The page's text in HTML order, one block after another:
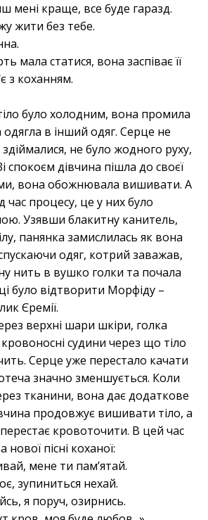
краще, все буде гаразд.
жити без тебе.
мала статися, вона заспіває її
з коханням.
було холодним, вона промила
одягла в інший одяг. Серце не
здіймалися, не було жодного руху,
спокоєм дівчина пішла до своєї
вона обожнювала вишивати. А
час процесу, це у них було
Узявши блакитну канитель,
панянка замислилась як вона
одяг, котрий заважав,
нить в вушко голки та почала
було відтворити Морфіду –
Єремії.
верхні шари шкіри, голка
судини через що тіло
Серце уже перестало качати
значно зменшується. Коли
тканини, вона дає додаткове
продовжує вишивати тіло, а
кровоточити. В цей час
нової пісні коханої:
мене ти пам’ятай.
зупиниться нехай.
я поруч, озирнись.